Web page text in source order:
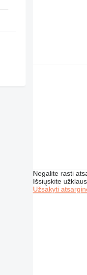
Negalite rasti
Išsiųskite
Užsakyti